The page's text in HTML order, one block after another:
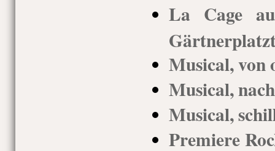
La Cage
Musical, von
Musical,
Musical,
Premiere